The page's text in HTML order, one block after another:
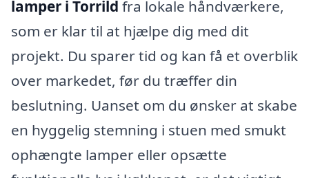
lamper i Torrild fra lokale håndværkere,
som er klar til at hjælpe dig med dit
projekt. Du sparer tid og kan få et overblik
over markedet, før du træffer din
beslutning. Uanset om du ønsker at skabe
en hyggelig stemning i stuen med smukt
ophængte lamper eller opsætte